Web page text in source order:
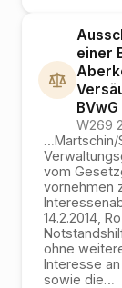
einer
BVwG
W269
…
vom
vornehmen
14.2.2014,
ohne
Interesse
sowie die…